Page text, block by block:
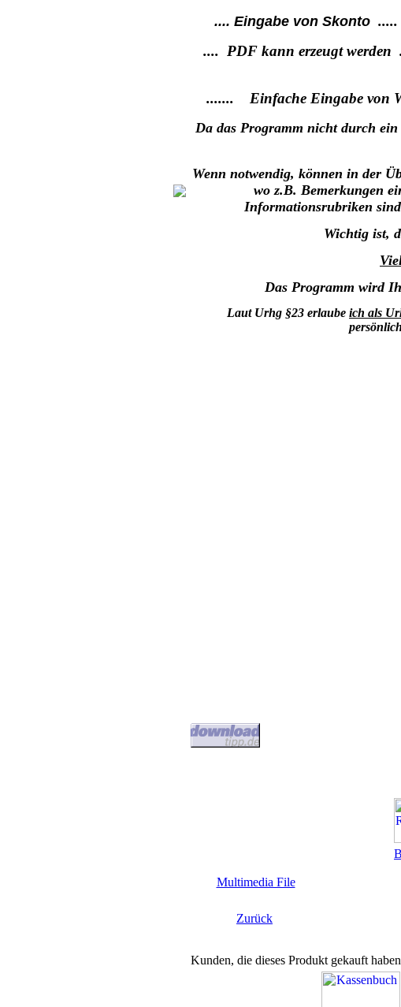
.... Eingabe von Skonto
.... PDF kann erzeugt
....... Einfache Eingabe von
Da das Programm nicht durch ein
Wenn notwendig, können in der
wo z.B. Bemerkungen
Informationsrubriken
Wichtig ist,
Das Programm wird
Laut Urhg §23 erlaube ich als
Multimedia File
Zurück
Kunden, die dieses Produkt gekauft